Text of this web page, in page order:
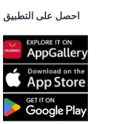
احصل على التطبيق